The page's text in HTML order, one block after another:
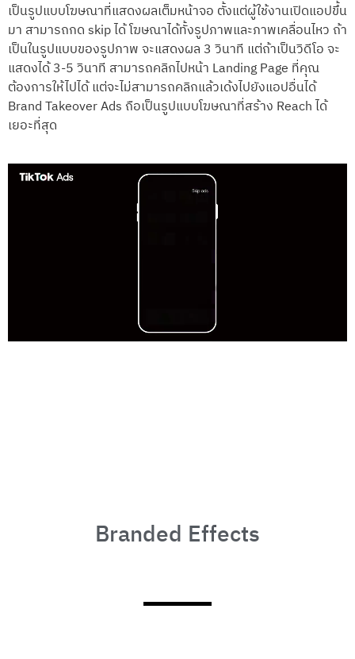
เป็นรูปแบบโฆษณาที่แสดงผลเต็มหน้าจอ ตั้งแต่ผู้ใช้งานเปิดแอปขึ้น
มา สามารถกด skip ได้ โฆษณาได้ทั้งรูปภาพและภาพเคลื่อนไหว ถ้า
เป็นในรูปแบบของรูปภาพ จะแสดงผล 3 วินาที แต่ถ้าเป็นวิดีโอ จะ
แสดงได้ 3-5 วินาที สามารถคลิกไปหน้า Landing Page ที่คุณ
ต้องการให้ไปได้ แต่จะไม่สามารถคลิกแล้วเด้งไปยังแอปอื่นได้
Brand Takeover Ads ถือเป็นรูปแบบโฆษณาที่สร้าง Reach ได้
เยอะที่สุด
Branded Effects